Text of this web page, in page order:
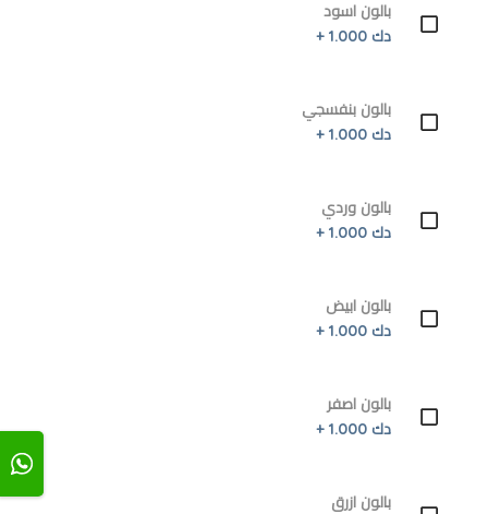
بالون اسود
دك 1.000 +
بالون بنفسجي
دك 1.000 +
بالون وردي
دك 1.000 +
بالون ابيض
دك 1.000 +
بالون اصفر
دك 1.000 +
بالون ازرق